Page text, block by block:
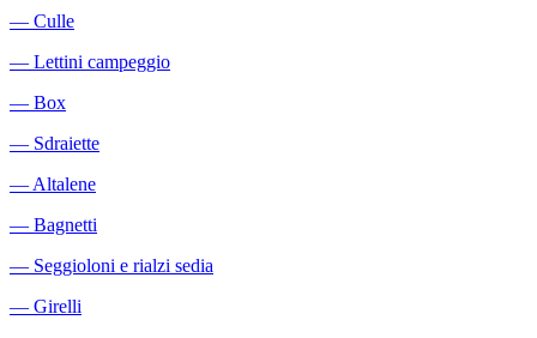
― Culle
― Lettini campeggio
― Box
― Sdraiette
―Altalene
― Bagnetti
― Seggioloni e rialzi sedia
― Girelli